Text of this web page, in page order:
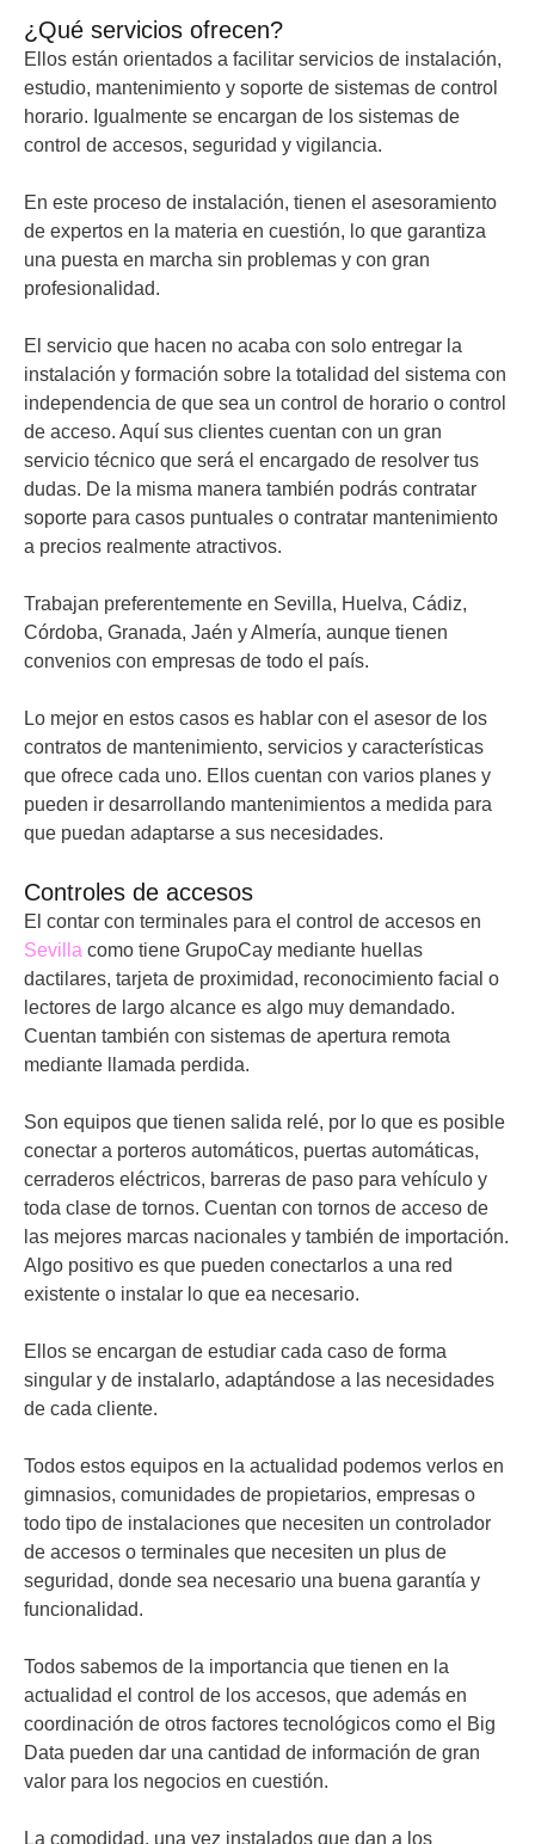
¿Qué servicios ofrecen?
Ellos están orientados a facilitar servicios de instalación,
estudio, mantenimiento y soporte de sistemas de control
horario. Igualmente se encargan de los sistemas de
control de accesos, seguridad y vigilancia.
En este proceso de instalación, tienen el asesoramiento
de expertos en la materia en cuestión, lo que garantiza
una puesta en marcha sin problemas y con gran
profesionalidad.
El servicio que hacen no acaba con solo entregar la
instalación y formación sobre la totalidad del sistema con
independencia de que sea un control de horario o control
de acceso. Aquí sus clientes cuentan con un gran
servicio técnico que será el encargado de resolver tus
dudas. De la misma manera también podrás contratar
soporte para casos puntuales o contratar mantenimiento
a precios realmente atractivos.
Trabajan preferentemente en Sevilla, Huelva, Cádiz,
Córdoba, Granada, Jaén y Almería, aunque tienen
convenios con empresas de todo el país.
Lo mejor en estos casos es hablar con el asesor de los
contratos de mantenimiento, servicios y características
que ofrece cada uno. Ellos cuentan con varios planes y
pueden ir desarrollando mantenimientos a medida para
que puedan adaptarse a sus necesidades.
Controles de accesos
El contar con terminales para el control de accesos en
Sevilla como tiene GrupoCay mediante huellas
dactilares, tarjeta de proximidad, reconocimiento facial o
lectores de largo alcance es algo muy demandado.
Cuentan también con sistemas de apertura remota
mediante llamada perdida.
Son equipos que tienen salida relé, por lo que es posible
conectar a porteros automáticos, puertas automáticas,
cerraderos eléctricos, barreras de paso para vehículo y
toda clase de tornos. Cuentan con tornos de acceso de
las mejores marcas nacionales y también de importación.
Algo positivo es que pueden conectarlos a una red
existente o instalar lo que ea necesario.
Ellos se encargan de estudiar cada caso de forma
singular y de instalarlo, adaptándose a las necesidades
de cada cliente.
Todos estos equipos en la actualidad podemos verlos en
gimnasios, comunidades de propietarios, empresas o
todo tipo de instalaciones que necesiten un controlador
de accesos o terminales que necesiten un plus de
seguridad, donde sea necesario una buena garantía y
funcionalidad.
Todos sabemos de la importancia que tienen en la
actualidad el control de los accesos, que además en
coordinación de otros factores tecnológicos como el Big
Data pueden dar una cantidad de información de gran
valor para los negocios en cuestión.
La comodidad, una vez instalados que dan a los